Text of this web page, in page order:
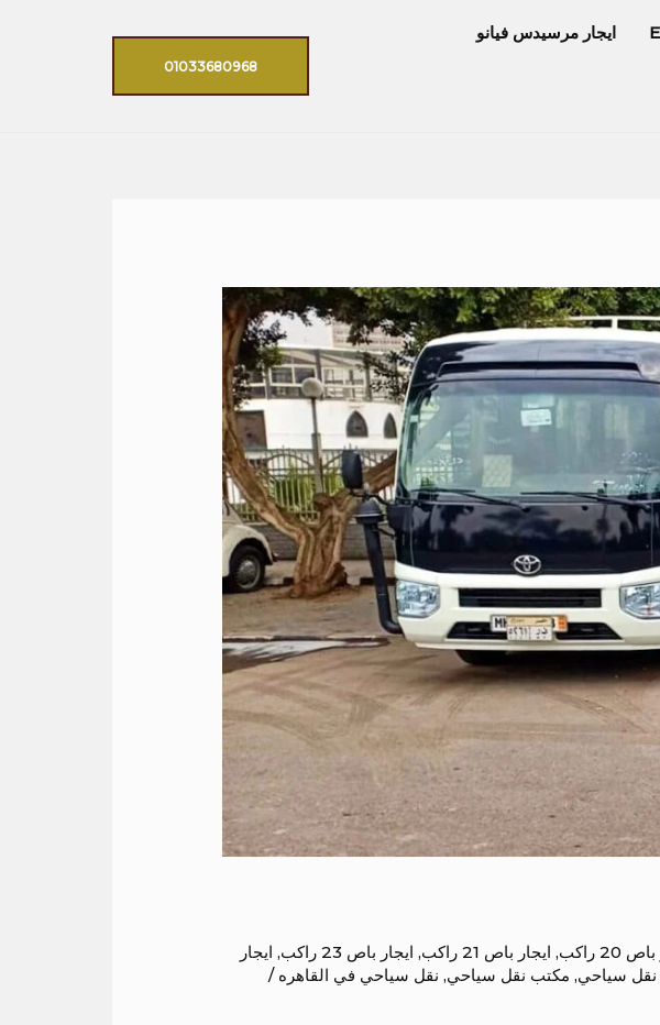
ايجار مرسيدس فيانو
01033680968
20 راكب , ايجار باص 21 راكب , ايجار باص 23 راكب , ايجار
سياحي, مكتب نقل سياحي, نقل سياحي في القاهره /